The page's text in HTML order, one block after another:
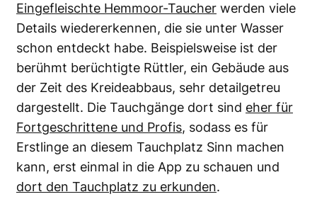
Eingefleischte Hemmoor-Taucher werden viele
Details wiedererkennen, die sie unter Wasser
schon entdeckt habe. Beispielsweise ist der
berühmt berüchtigte Rüttler, ein Gebäude aus
der Zeit des Kreideabbaus, sehr detailgetreu
dargestellt. Die Tauchgänge dort sind eher für
Fortgeschrittene und Profis, sodass es für
Erstlinge an diesem Tauchplatz Sinn machen
kann, erst einmal in die App zu schauen und
dort den Tauchplatz zu erkunden.